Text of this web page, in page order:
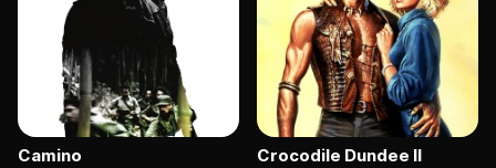
Camino Crocodile Dundee II